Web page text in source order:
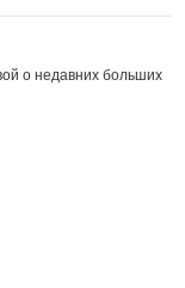
о недавних больших